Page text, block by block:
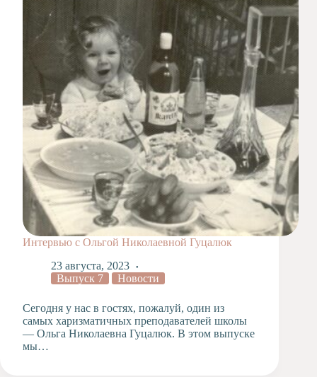
Художественная
студия
Музыкальное
отделение
Психологическая
Служба
Тьюторская
служба
Интервью с Ольгой Николаевной Гуцалюк
23 августа, 2023
Выпуск 7
Новости
Сегодня у нас в гостях, пожалуй, один из
самых харизматичных преподавателей школы
— Ольга Николаевна Гуцалюк. В этом выпуске
мы…